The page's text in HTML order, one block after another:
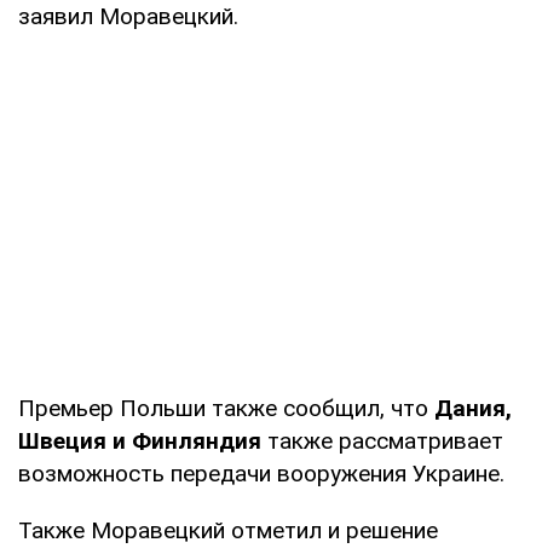
заявил Моравецкий.
Премьер Польши также сообщил, что Дания,
Швеция и Финляндия также рассматривает
возможность передачи вооружения Украине.
Также Моравецкий отметил и решение